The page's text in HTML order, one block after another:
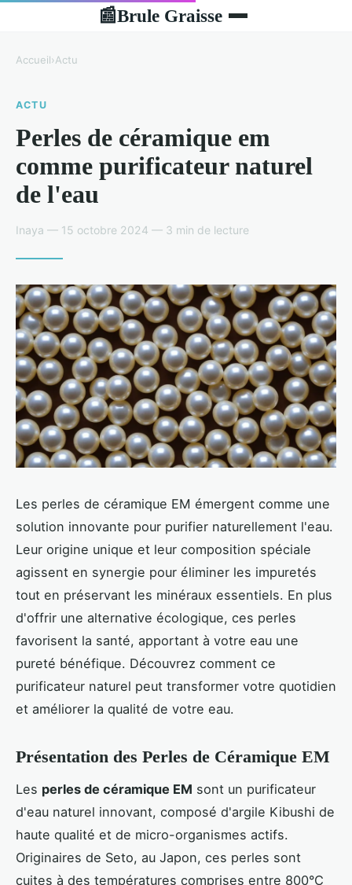
📰Brule Graisse
Accueil›Actu
ACTU
Perles de céramique em
comme purificateur naturel
de l'eau
Inaya — 15 octobre 2024 — 3 min de lecture
Les perles de céramique EM émergent comme une
solution innovante pour purifier naturellement l'eau.
Leur origine unique et leur composition spéciale
agissent en synergie pour éliminer les impuretés
tout en préservant les minéraux essentiels. En plus
d'offrir une alternative écologique, ces perles
favorisent la santé, apportant à votre eau une
pureté bénéfique. Découvrez comment ce
purificateur naturel peut transformer votre quotidien
et améliorer la qualité de votre eau.
Présentation des Perles de Céramique EM
Les perles de céramique EM sont un purificateur
d'eau naturel innovant, composé d'argile Kibushi de
haute qualité et de micro-organismes actifs.
Originaires de Seto, au Japon, ces perles sont
cuites à des températures comprises entre 800°C